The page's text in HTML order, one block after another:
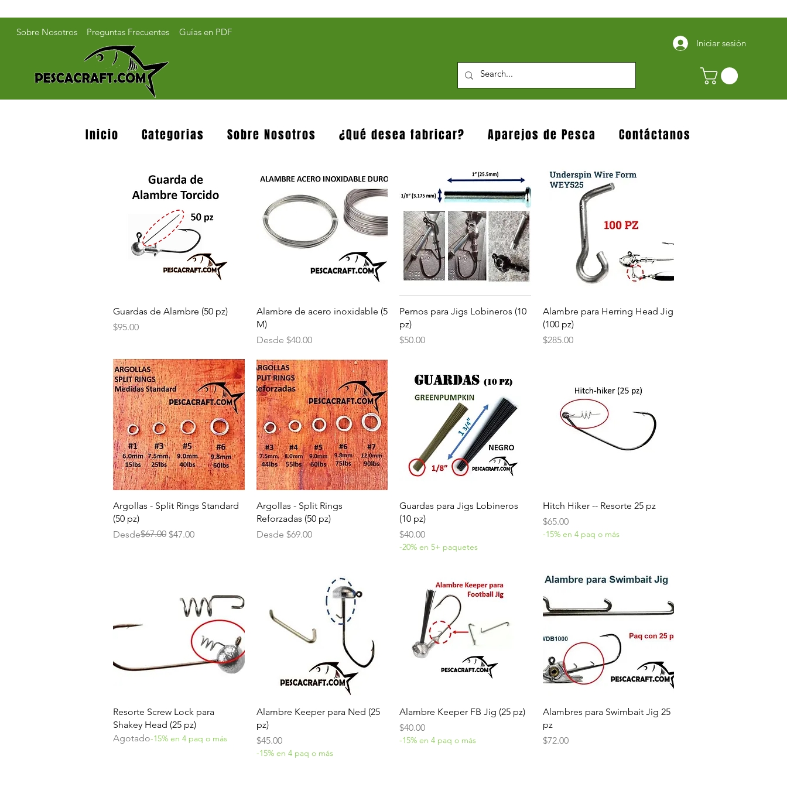
Sobre Nosotros Preguntas Frecuentes
Guías en PDF
Iniciar sesión
Inicio Categorias Sobre Nosotros ¿Qué desea fabricar? Aparejos de Pesca Contáctanos
Vista rápida
Guardas de Alambre (50 pz)
Precio
$95.00
Vista rápida
Alambre de acero inoxidable (5
M)
Desde $40.00
Precio de oferta
Vista rápida
Pernos para Jigs Lobineros (10
pz)
Precio
$50.00
Vista rápida
Alambre para Herring Head Jig
(100 pz)
Precio
$285.00
Vista rápida
Argollas - Split Rings Standard
(50 pz)
Desde
Precio$67.00 $47.00
Precio de oferta
Vista rápida
Argollas - Split Rings
Reforzadas (50 pz)
Desde $69.00
Precio de oferta
Vista rápida
Guardas para Jigs Lobineros
(10 pz)
Precio
$40.00
-20% en 5+ paquetes
Vista rápida
Hitch Hiker -- Resorte 25 pz
Precio
$65.00
-15% en 4 paq o más
Vista rápida
Resorte Screw Lock para
Shakey Head (25 pz)
Agotado-15% en 4 paq o más
Vista rápida
Alambre Keeper para Ned (25
pz)
Precio
$45.00
-15% en 4 paq o más
Vista rápida
Alambre Keeper FB Jig (25 pz)
Precio
$40.00
-15% en 4 paq o más
Vista rápida
Alambres para Swimbait Jig 25
pz
Precio
$72.00